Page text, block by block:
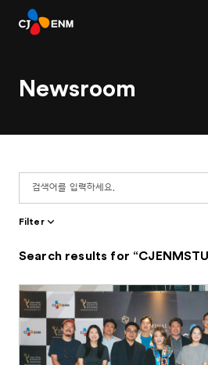
Newsroom
Filter
Search results for